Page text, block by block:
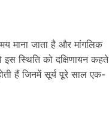
माना जाता है और मांगलिक
इस स्थिति को दक्षिणायन कहते
हैं जिनमें सूर्य पूरे साल एक-